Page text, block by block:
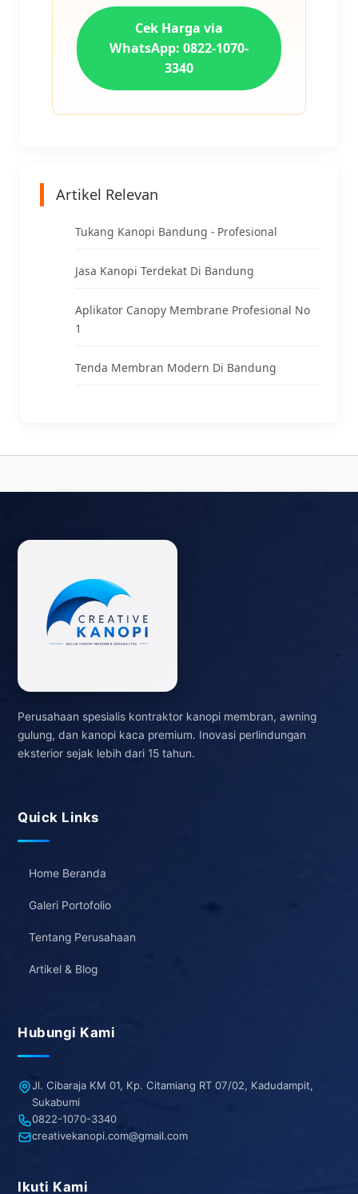
Cek Harga via
WhatsApp: 0822-1070-
3340
Artikel Relevan
Tukang Kanopi Bandung - Profesional
Jasa Kanopi Terdekat Di Bandung
Aplikator Canopy Membrane Profesional No
1
Tenda Membran Modern Di Bandung
Perusahaan spesialis kontraktor kanopi membran, awning
gulung, dan kanopi kaca premium. Inovasi perlindungan
eksterior sejak lebih dari 15 tahun.
Quick Links
Home Beranda
Galeri Portofolio
Tentang Perusahaan
Artikel & Blog
Hubungi Kami
Jl. Cibaraja KM 01, Kp. Citamiang RT 07/02, Kadudampit,
Sukabumi
0822-1070-3340
creativekanopi.com@gmail.com
Ikuti Kami